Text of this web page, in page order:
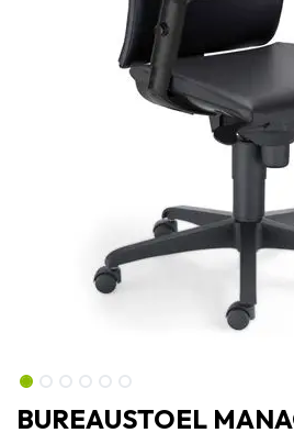
BUREAUSTOEL